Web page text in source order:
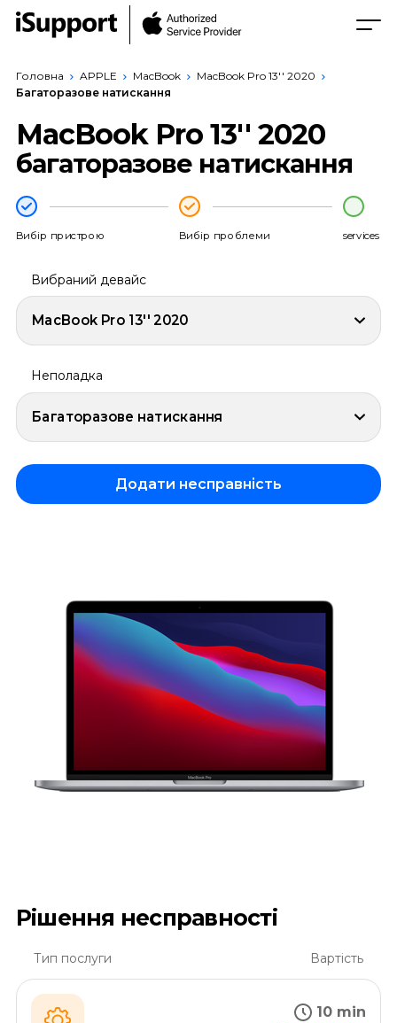
Головна APPLE MacBook
MacBook Pro 13'' 2020
Багаторазове натискання
MacBook Pro 13'' 2020
багаторазове натискання
Вибір пристрою Вибір проблеми services
Вибраний девайс
MacBook Pro 13'' 2020
Неполадка
Багаторазове натискання
Додати несправність
Рішення несправності
Тип послуги Вартість
10 min